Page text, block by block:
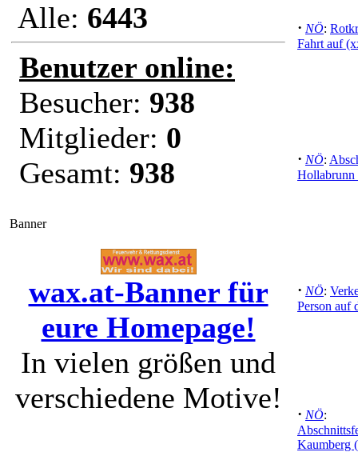
Alle: 6443
Benutzer online:
Besucher: 938
Mitglieder: 0
Gesamt: 938
Banner
wax.at-Banner für
eure Homepage!
In vielen größen und
verschiedene Motive!
· NÖ:
Fahrt auf
· NÖ:
· NÖ:
Person auf
· NÖ:
Kaumberg